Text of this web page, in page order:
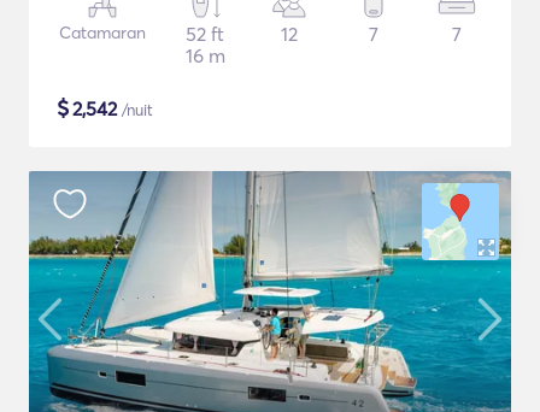
Catamaran
52 ft
16 m
12 7 7
$2,542/nuit